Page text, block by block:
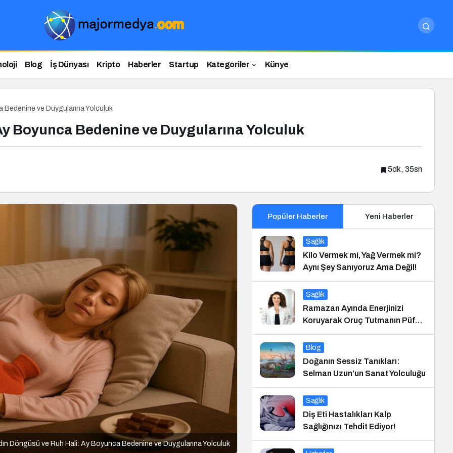
Blog İş Dünyası Kripto Haberler Startup Kategoriler Künye
Bedenine ve Duygularına Yolculuk
Boyunca Bedenine ve Duygularına Yolculuk
5dk, 35sn
Döngüsü ve Ruh Hali: Ay Boyunca Bedenine ve Duygularına Yolculuk
Popüler Haberler Yeni Haberler
Sağlık
Kilo Vermek mi, Yağ Vermek mi?
Aynı Şey Sanıyoruz Ama Değil!
Sağlık
Ramazan Ayında Enerjinizi
Koruyarak Oruç Tutmanın Püf
Noktaları
Blog
Doğanın Sessiz Tanıkları:
Selman Uzun’un Sanat Yolculuğu
Sağlık
Diş Eti Hastalıkları Kalp
Sağlığınızı Tehdit Ediyor!